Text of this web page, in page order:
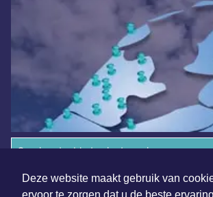
Deze website maakt gebruik van
Overige dagbladen in de regio
Algemene voorwaarden